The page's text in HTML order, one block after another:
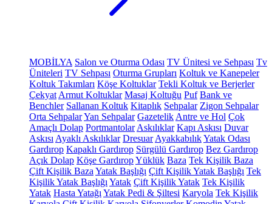
MOBİLYA Salon ve Oturma Odası TV Ünitesi ve Sehpası Tv
Üniteleri TV Sehpası Oturma Grupları Koltuk ve Kanepeler
Koltuk Takımları Köşe Koltuklar Tekli Koltuk ve Berjerler
Çekyat Armut Koltuklar Masaj Koltuğu Puf Bank ve
Benchler Sallanan Koltuk Kitaplık Sehpalar Zigon Sehpalar
Orta SehpalarYan Sehpalar Gazetelik Antre ve Hol Çok
Amaçlı Dolap Portmantolar Askılıklar Kapı Askısı Duvar
Askısı Ayaklı Askılıklar Dresuar AyakkabılıkYatak Odası
Gardırop Kapaklı Gardırop Sürgülü Gardırop Bez Gardırop
Açık Dolap Köşe GardıropYüklük Baza Tek Kişilik Baza
Çift Kişilik Baza Yatak Başlığı Çift Kişilik Yatak Başlığı Tek
Kişilik Yatak Başlığı Yatak Çift Kişilik Yatak Tek Kişilik
Yatak Hasta Yatağı Yatak Pedi & Şiltesi Karyola Tek Kişilik